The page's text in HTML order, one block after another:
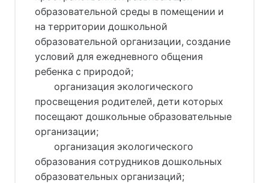
образовательной среды в помещении и
на территории дошкольной
образовательной организации, создание
условий для ежедневного общения
ребенка с природой;
организация экологического
просвещения родителей, дети которых
посещают дошкольные образовательные
организации;
организация экологического
образования сотрудников дошкольных
образовательных организаций;